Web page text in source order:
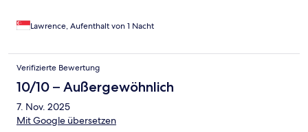
Lawrence, Aufenthalt von 1 Nacht
Verifizierte Bewertung
10/10 – Außergewöhnlich
7. Nov. 2025
Mit Google übersetzen